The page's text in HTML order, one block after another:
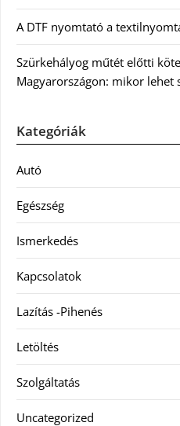
A DTF nyomtató a
Szürkehályog műtét előtti
Magyarországon: mikor lehet
Kategóriák
Autó
Egészség
Ismerkedés
Kapcsolatok
Lazítás -Pihenés
Letöltés
Szolgáltatás
Uncategorized